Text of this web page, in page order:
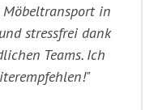
Möbeltransport in
stressfrei dank
Teams. Ich